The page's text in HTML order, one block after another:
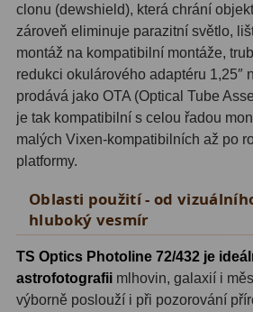
Kufry a tašky64
Čištění 28
Ostatní18
Montáže 99
Paralaktické EQ19
Fotografické montáže5
Stativy a pilíře3
clonu (dewshield), která chrání
zároveň eliminuje parazitní světlo,
montáž na kompatibilní montáže,
redukci okulárového adaptéru 1,25″
prodává jako OTA (Optical Tube
je tak kompatibilní s celou řadou
malých Vixen-kompatibilních až po
platformy.
Oblasti použití - od
hluboký vesmír
TS Optics Photoline 72/432 je
astrofotografii mlhovin, galaxií i
výborně poslouží i při pozorování